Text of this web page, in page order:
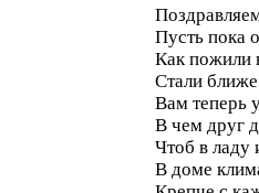
Пусть пока
Как пожили
Стали
Вам теперь
В чем друг
Чтоб в ладу
В доме